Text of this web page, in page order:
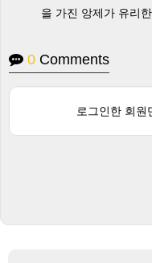
을 가진 앙제가 유리
0 Comments
로그인한 회원